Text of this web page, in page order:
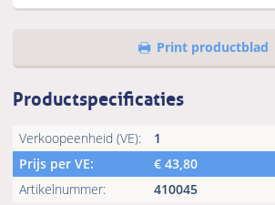
Print productblad
Productspecificaties
Verkoopeenheid (VE):
1
Prijs per VE:
€43,80
Artikelnummer:
410045